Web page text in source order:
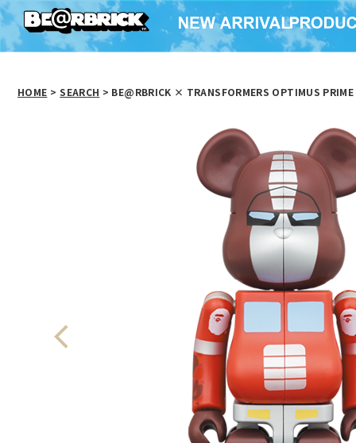
HOME > SEARCH > BE@RBRICK × TRANSFORMERS OPTIMUS PRIME